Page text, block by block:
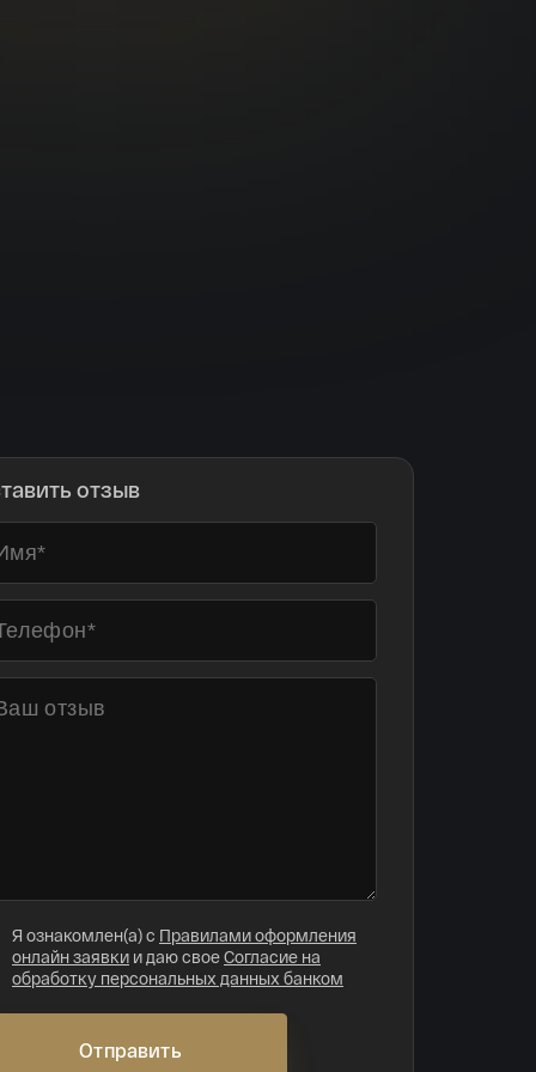
отзыв
Я ознакомлен(а) с Правилами оформления
онлайн заявки и даю своеСогласие на
обработку персональных данных банком
Отправить